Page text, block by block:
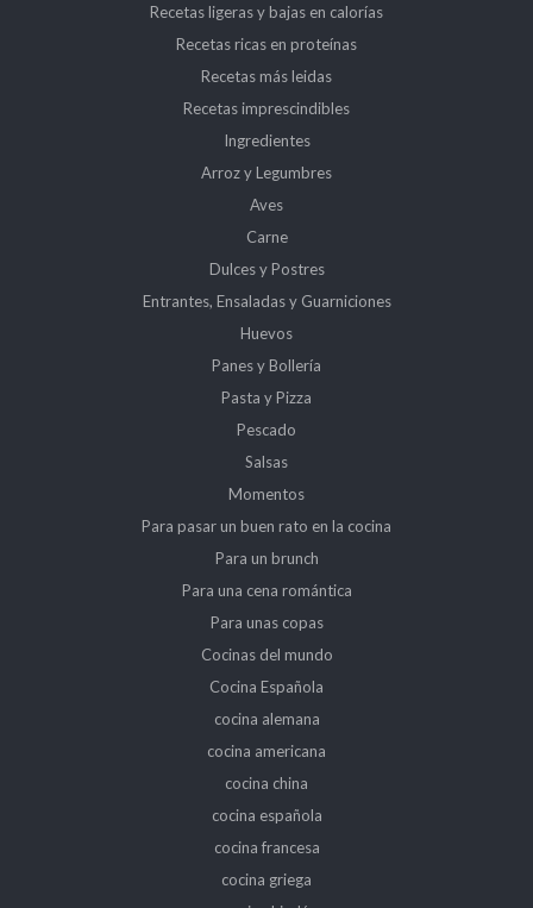
Recetas ligeras y bajas en calorías
Recetas ricas en proteínas
Recetas más leidas
Recetas imprescindibles
Ingredientes
Arroz y Legumbres
Aves
Carne
Dulces y Postres
Entrantes, Ensaladas y Guarniciones
Huevos
Panes y Bollería
Pasta y Pizza
Pescado
Salsas
Momentos
Para pasar un buen rato en la cocina
Para un brunch
Para una cena romántica
Para unas copas
Cocinas del mundo
Cocina Española
cocina alemana
cocina americana
cocina china
cocina española
cocina francesa
cocina griega